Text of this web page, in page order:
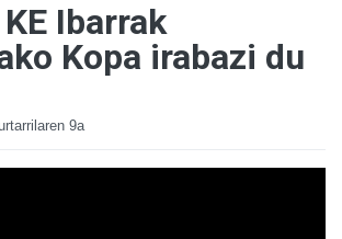
Ibarrak
Kopa irabazi du
9a